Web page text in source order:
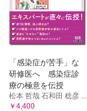
「感染症が苦手」な
研修医へ 感染症診
療の極意を伝授
松本 哲哉 石和田 稔彦 ...
￥4,400